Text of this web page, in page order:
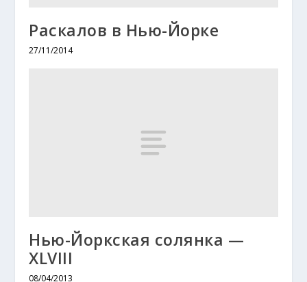
Раскалов в Нью-Йорке
27/11/2014
Нью-Йоркская солянка —
XLVIII
08/04/2013